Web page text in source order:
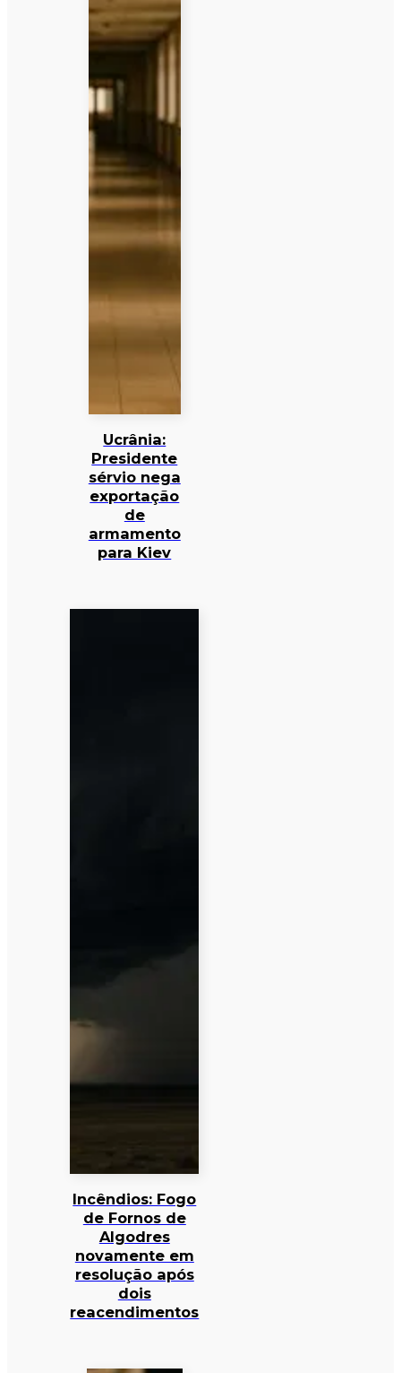
Ucrânia:
Presidente
sérvio nega
exportação
de
armamento
para Kiev
Incêndios: Fogo
de Fornos de
Algodres
novamente em
resolução após
dois
reacendimentos